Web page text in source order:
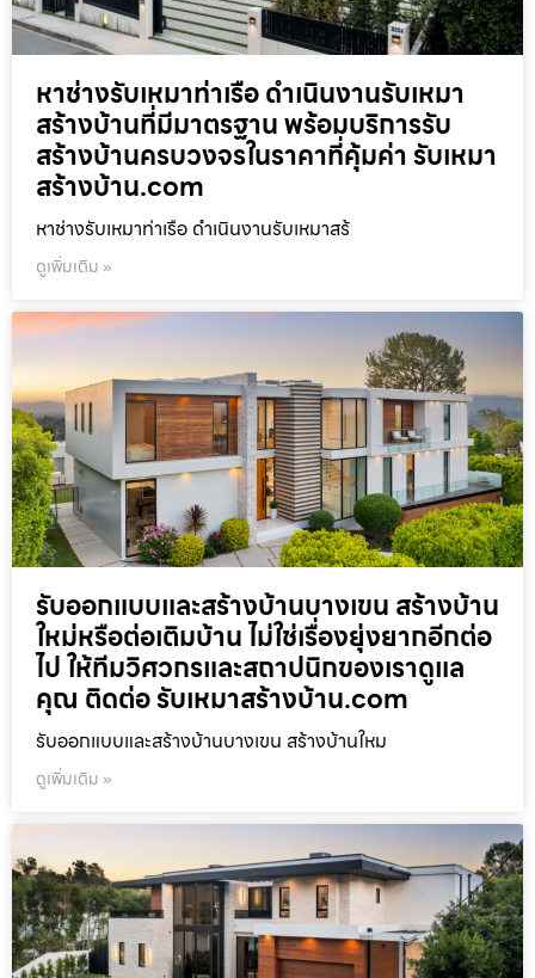
หาช่างรับเหมาท่าเรือ ดำเนินงานรับเหมา
สร้างบ้านที่มีมาตรฐาน พร้อมบริการรับ
สร้างบ้านครบวงจรในราคาที่คุ้มค่า รับเหมา
สร้างบ้าน.com
หาช่างรับเหมาท่าเรือ ดำเนินงานรับเหมาสร้
ดูเพิ่มเติม »
รับออกแบบและสร้างบ้านบางเขน สร้างบ้าน
ใหม่หรือต่อเติมบ้าน ไม่ใช่เรื่องยุ่งยากอีกต่อ
ไป ให้ทีมวิศวกรและสถาปนิกของเราดูแล
คุณ ติดต่อ รับเหมาสร้างบ้าน.com
รับออกแบบและสร้างบ้านบางเขน สร้างบ้านใหม
ดูเพิ่มเติม »